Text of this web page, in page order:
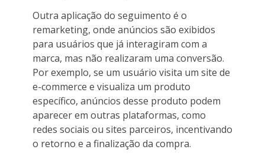
Outra aplicação do seguimento é o
remarketing, onde anúncios são exibidos
para usuários que já interagiram com a
marca, mas não realizaram uma conversão.
Por exemplo, se um usuário visita um site de
e-commerce e visualiza um produto
específico, anúncios desse produto podem
aparecer em outras plataformas, como
redes sociais ou sites parceiros, incentivando
o retorno e a finalização da compra.